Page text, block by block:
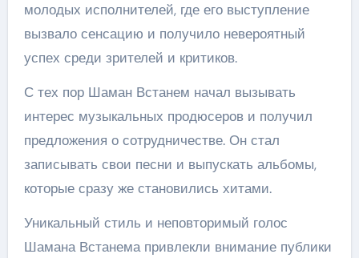
молодых исполнителей, где его выступление
вызвало сенсацию и получило невероятный
успех среди зрителей и критиков.
С тех пор Шаман Встанем начал вызывать
интерес музыкальных продюсеров и получил
предложения о сотрудничестве. Он стал
записывать свои песни и выпускать альбомы,
которые сразу же становились хитами.
Уникальный стиль и неповторимый голос
Шамана Встанема привлекли внимание публики